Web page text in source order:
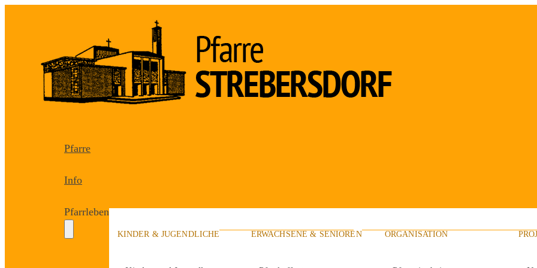
Pfarre
Info
Pfarrleben
KINDER & JUGENDLICHE ERWACHSENE & SENIOREN ORGANISATION